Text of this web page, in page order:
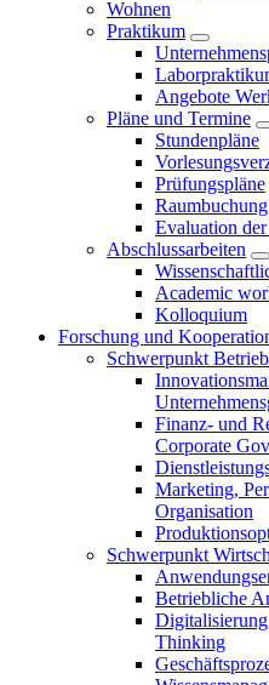
Wohnen
Praktikum
Angebote
Pläne und Termine
Stundenpläne
Prüfungspläne
Raumbuchung
Evaluation
Abschlussarbeiten
Academic
Kolloquium
Forschung und
Schwerpunkt
Finanz- und
Corporate
Marketing,
Organisation
Schwerpunkt
Betriebliche
Thinking